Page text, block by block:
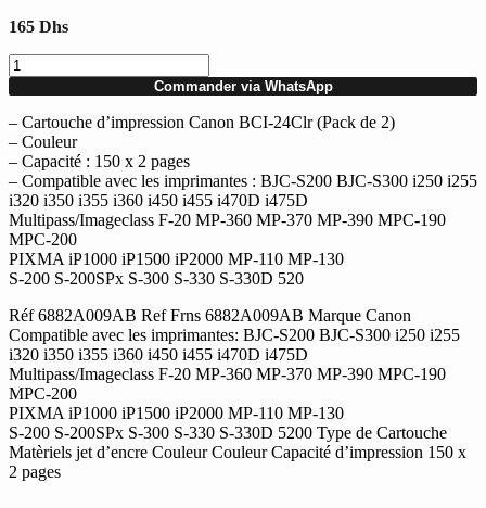
165 Dhs
quantité
de
Cartouche
D'impression
Couleur
Canon
BCI-
24Clr
(Pack
de
2)
Commander via WhatsApp
– Cartouche d’impression Canon BCI-24Clr (Pack de 2)
– Couleur
– Capacité : 150 x 2 pages
– Compatible avec les imprimantes : BJC-S200 BJC-S300 i250 i255
i320 i350 i355 i360 i450 i455 i470D i475D
Multipass/Imageclass F-20 MP-360 MP-370 MP-390 MPC-190
MPC-200
PIXMA iP1000 iP1500 iP2000 MP-110 MP-130
S-200 S-200SPx S-300 S-330 S-330D 520
Réf 6882A009AB Ref Frns 6882A009AB Marque Canon
Compatible avec les imprimantes: BJC-S200 BJC-S300 i250 i255
i320 i350 i355 i360 i450 i455 i470D i475D
Multipass/Imageclass F-20 MP-360 MP-370 MP-390 MPC-190
MPC-200
PIXMA iP1000 iP1500 iP2000 MP-110 MP-130
S-200 S-200SPx S-300 S-330 S-330D 5200 Type de Cartouche
Matèriels jet d’encre Couleur Couleur Capacité d’impression 150 x
2 pages